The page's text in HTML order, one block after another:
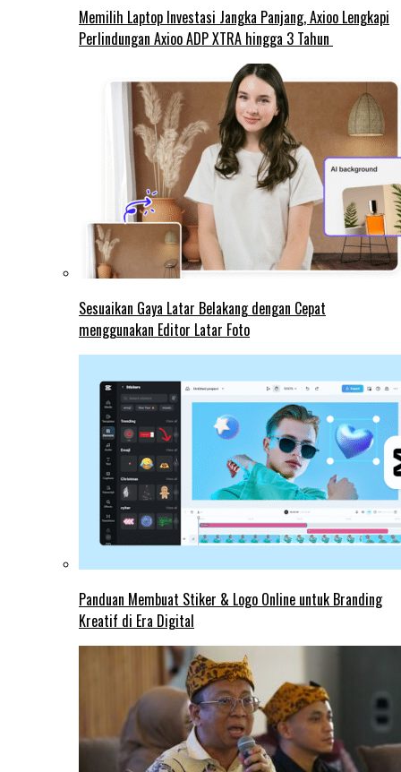
Memilih Laptop Investasi Jangka Panjang, Axioo Lengkapi
Perlindungan Axioo ADP XTRA hingga 3 Tahun
Sesuaikan Gaya Latar Belakang dengan Cepat
menggunakan Editor Latar Foto
Panduan Membuat Stiker & Logo Online untuk Branding
Kreatif di Era Digital